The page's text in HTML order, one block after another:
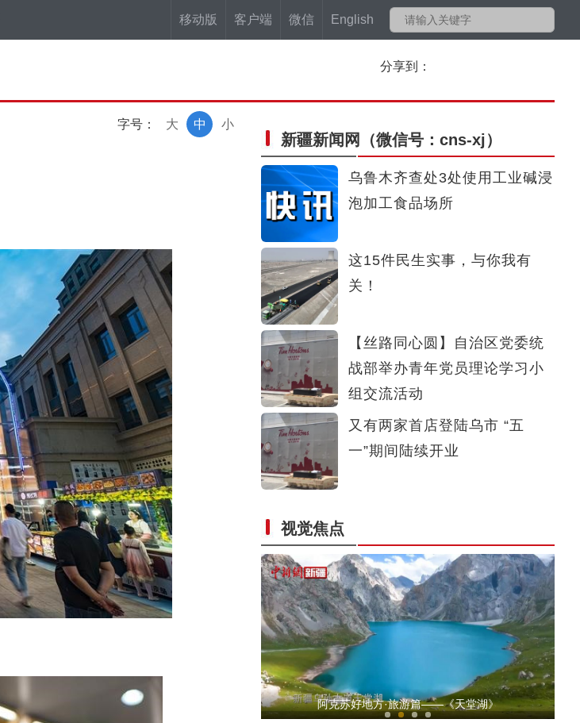
移动版 客户端 微信 English
分享到：
字号： 小
中
大
新疆新闻网 （微信号：cns-xj）
乌鲁木齐查处3处使用工业碱浸
泡加工食品场所
这15件民生实事，与你我有
关！
【丝路同心圆】自治区党委统
战部举办青年党员理论学习小
组交流活动
又有两家首店登陆乌市 “五
一”期间陆续开业
视觉焦点
【非遗之美】刀尖上的工艺——新疆皮雕艺术
【非遗之美】这些艺术品都很甜
阿克苏好地方·旅游篇——《天堂湖》